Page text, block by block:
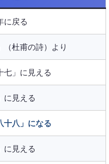
に戻る
（杜甫の詩）より
七」に見える
に見える
十八」になる
に見える